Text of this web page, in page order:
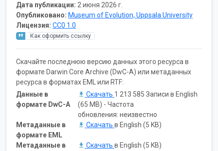
Дата публикации: 2 июня 2026 г.
Опубликовано: Museum of Evolution, Uppsala University
Лицензия: CC0 1.0
Как оформить ссылку
Скачайте последнюю версию данных этого ресурса в
формате Darwin Core Archive (DwC-A) или метаданных
ресурса в форматах EML или RTF:
Данные в
формате DwC-A
Скачать 1 213 585 Записи в English
(65 MB) - Частота
обновления: неизвестно
Метаданные в
формате EML
Скачать в English (5 KB)
Метаданные в
Скачать в English (5 KB)